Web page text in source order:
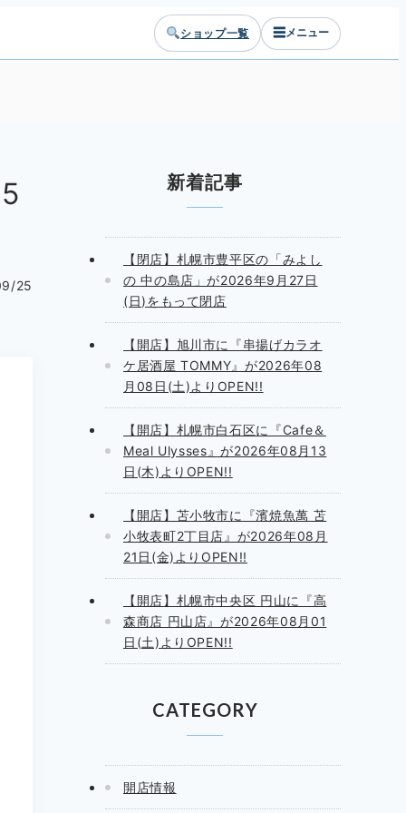
ショップ一覧 ☰メニュー
25
新着記事
【閉店】札幌市豊平区の「みよし
の 中の島店」が2026年9月27日
(日)をもって閉店
【開店】旭川市に『串揚げカラオ
ケ居酒屋 TOMMY』が2026年08
月08日(土)よりOPEN!!
【開店】札幌市白石区に『Cafe＆
Meal Ulysses』が2026年08月13
日(木)よりOPEN!!
【開店】苫小牧市に『濱焼魚萬 苫
小牧表町2丁目店』が2026年08月
21日(金)よりOPEN!!
【開店】札幌市中央区 円山に『高
森商店 円山店』が2026年08月01
日(土)よりOPEN!!
CATEGORY
開店情報